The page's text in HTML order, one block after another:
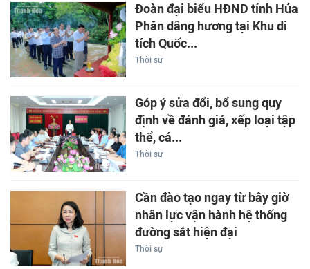
Đoàn đại biểu HĐND tỉnh Hủa
Phăn dâng hương tại Khu di
tích Quốc...
Thời sự
Góp ý sửa đổi, bổ sung quy
định về đánh giá, xếp loại tập
thể, cá...
Thời sự
Cần đào tạo ngay từ bây giờ
nhân lực vận hành hệ thống
đường sắt hiện đại
Thời sự